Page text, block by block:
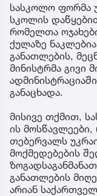
სასკოლო ფორმა
სკოლის
რომელთა
ქულაზე
განათლების,
მინისტრმა გივი
განაცხადა.
მისივე თქმით,
ის
თებერვალს
მოქმედებების
განათლების
არიან